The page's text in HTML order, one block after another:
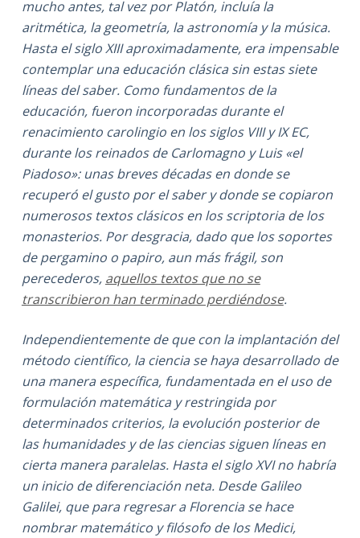
mucho antes, tal vez por Platón, incluía la
aritmética, la geometría, la astronomía y la música.
Hasta el siglo XIII aproximadamente, era impensable
contemplar una educación clásica sin estas siete
líneas del saber. Como fundamentos de la
educación, fueron incorporadas durante el
renacimiento carolingio en los siglos VIII y IX EC,
durante los reinados de Carlomagno y Luis «el
Piadoso»: unas breves décadas en donde se
recuperó el gusto por el saber y donde se copiaron
numerosos textos clásicos en los scriptoria de los
monasterios. Por desgracia, dado que los soportes
de pergamino o papiro, aun más frágil, son
perecederos, aquellos textos que no se
transcribieron han terminado perdiéndose.
Independientemente de que con la implantación del
método científico, la ciencia se haya desarrollado de
una manera específica, fundamentada en el uso de
formulación matemática y restringida por
determinados criterios, la evolución posterior de
las humanidades y de las ciencias siguen líneas en
cierta manera paralelas. Hasta el siglo XVI no habría
un inicio de diferenciación neta. Desde Galileo
Galilei, que para regresar a Florencia se hace
nombrar matemático y filósofo de los Medici,